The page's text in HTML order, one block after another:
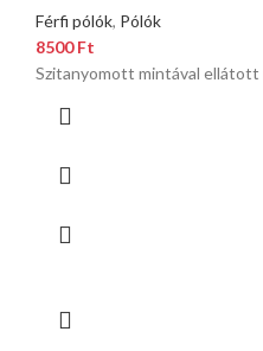
Férfi pólók, Pólók
8500Ft
Szitanyomott mintával ellátott